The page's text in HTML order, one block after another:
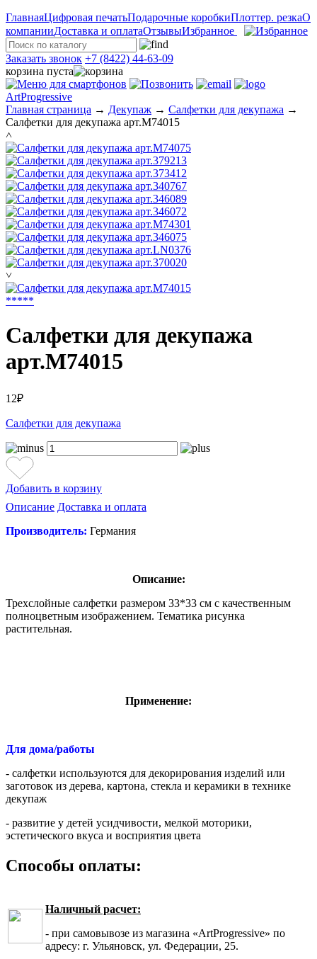
ГлавнаяЦифровая печатьПодарочные коробкиПлоттер. резкаО
компанииДоставка и оплатаОтзывыИзбранное
Заказать звонок +7 (8422) 44-63-09
корзина пуста
ArtProgressive
Главная страница → Декупаж → Салфетки для декупажа →
Салфетки для декупажа арт.M74015
˄
˅
*****
Салфетки для декупажа
арт.M74015
12₽
Салфетки для декупажа
Добавить в корзину
Описание Доставка и оплата
Производитель: Германия
Описание:
Трехслойные салфетки размером 33*33 см с качественным
полноцветным изображением. Тематика рисунка
растительная.
Применение:
Для дома/работы
- салфетки используются для декорирования изделий или
заготовок из дерева, картона, стекла и керамики в технике
декупаж
- развитие у детей усидчивости, мелкой моторики,
эстетического вкуса и восприятия цвета
Способы оплаты:
Наличный расчет:
- при самовывозе из магазина «ArtProgressive» по
адресу: г. Ульяновск, ул. Федерации, 25.